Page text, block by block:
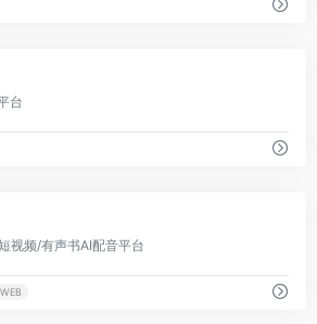
台
视频/有声书AI配音平台
WEB